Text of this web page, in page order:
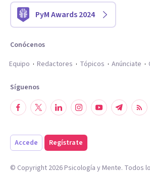
PyM Awards 2024
Conócenos
Equipo
Redactores Tópicos Anúnciate
Síguenos
Accede Regístrate
© Copyright 2026Psicología y Mente. Todos